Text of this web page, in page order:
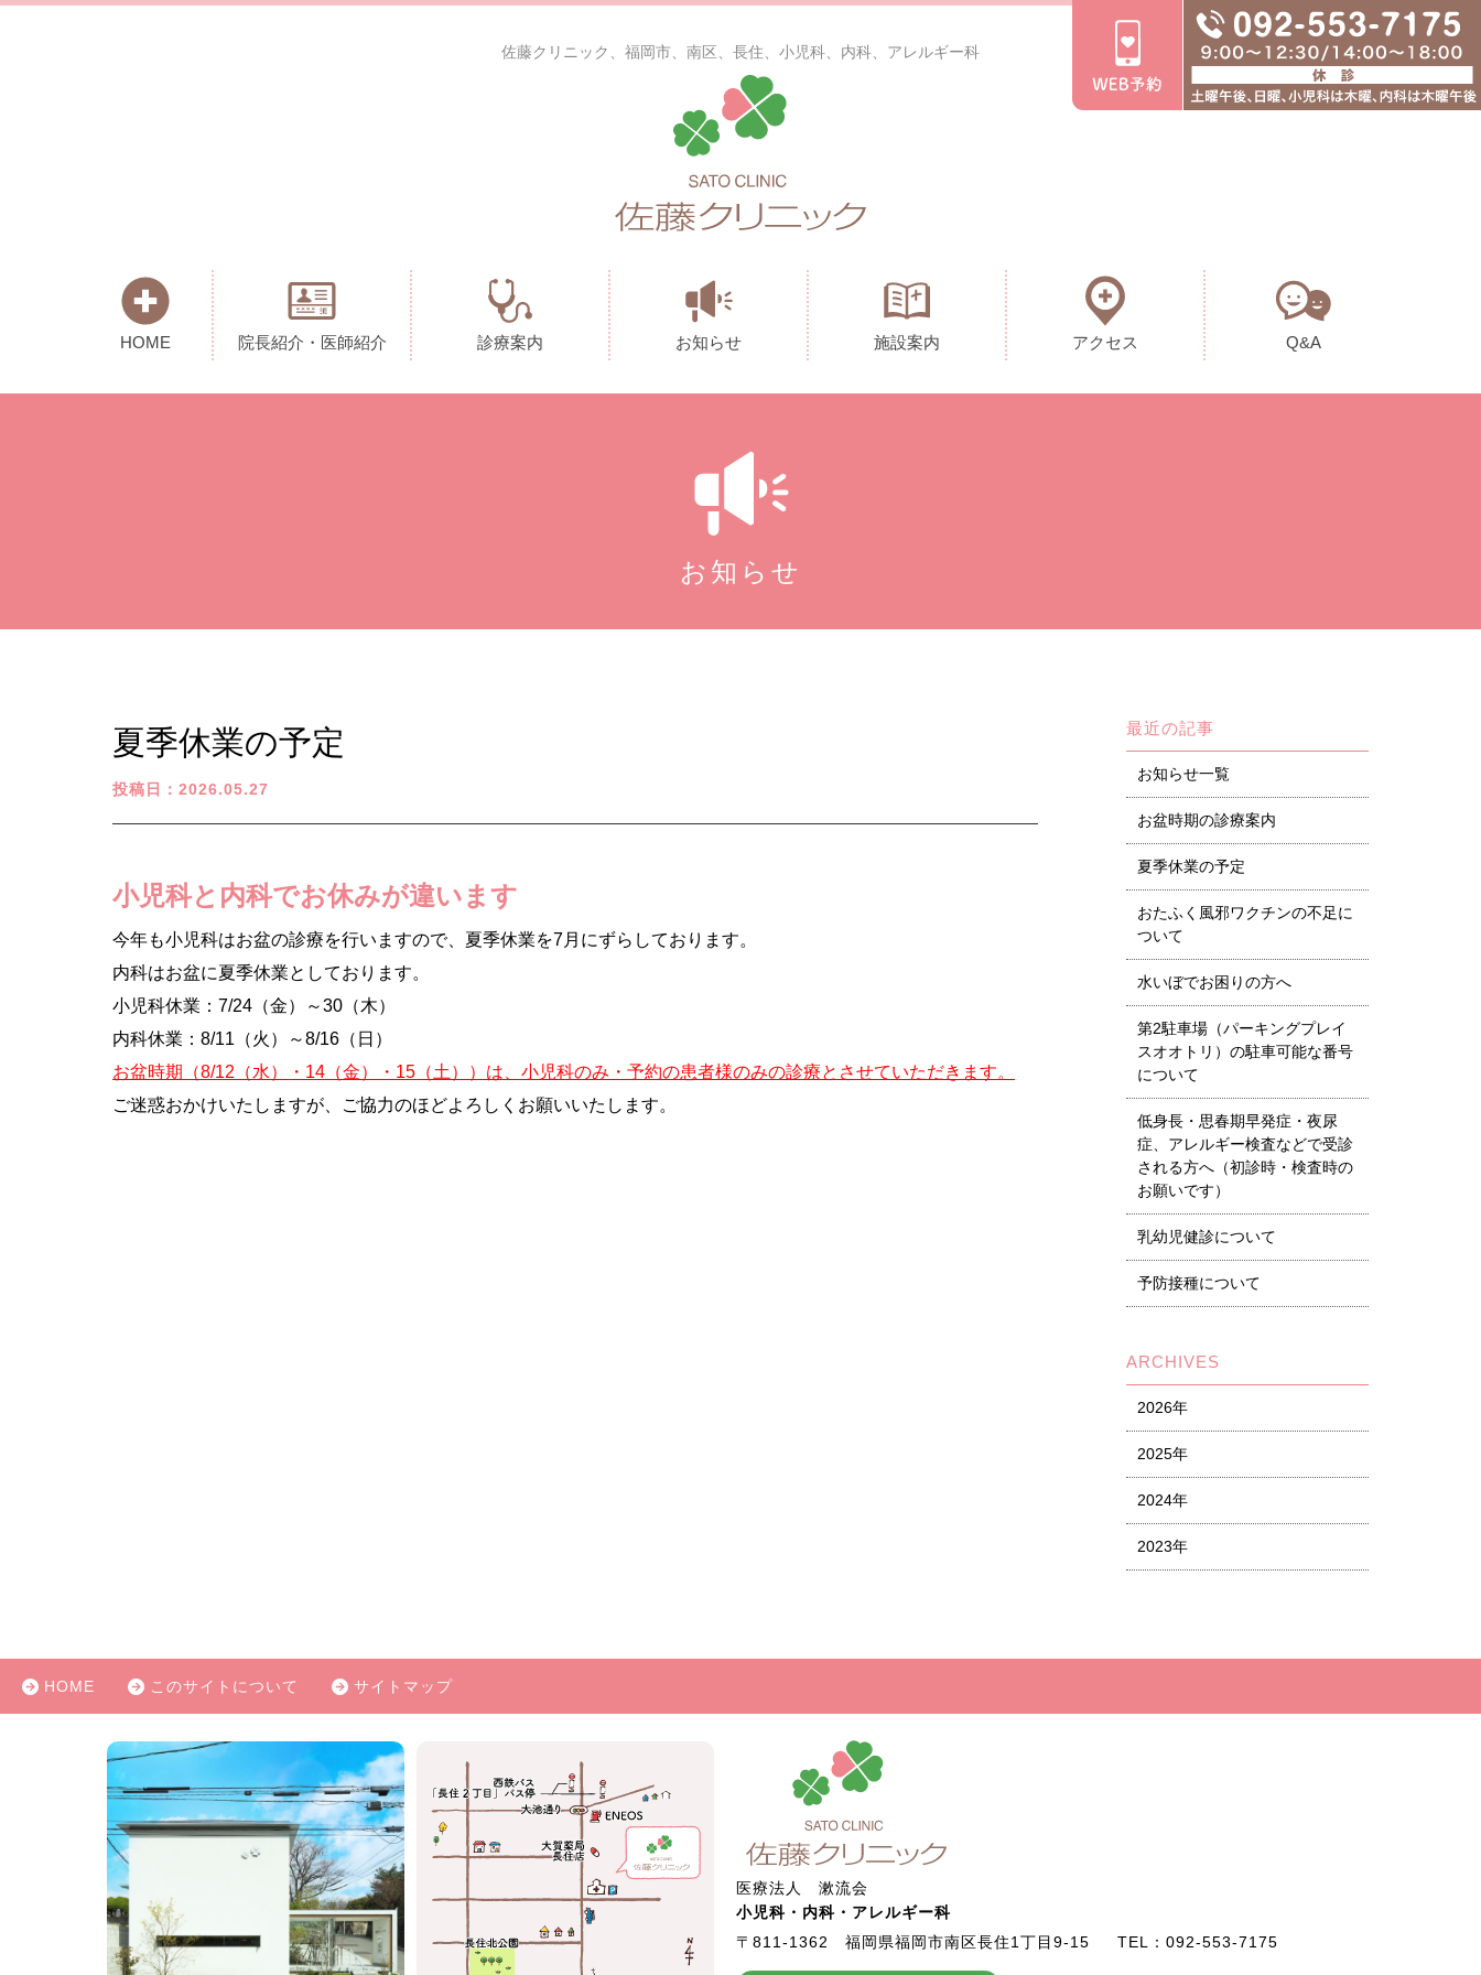
佐藤クリニック、福岡市、南区、長住、小児科、内科、アレルギー科
HOME 院長紹介・医師紹介 診療案内 お知らせ 施設案内 アクセス Q&A
お知らせ
夏季休業の予定
投稿日：2026.05.27
小児科と内科でお休みが違います
今年も小児科はお盆の診療を行いますので、夏季休業を7月にずらしております。
内科はお盆に夏季休業としております。
小児科休業：7/24（金）～30（木）
内科休業：8/11（火）～8/16（日）
お盆時期（8/12（水）・14（金）・15（土））は、小児科のみ・予約の患者様のみの診療とさせていただきます。
ご迷惑おかけいたしますが、ご協力のほどよろしくお願いいたします。
最近の記事
お知らせ一覧
お盆時期の診療案内
夏季休業の予定
おたふく風邪ワクチンの不足に
ついて
水いぼでお困りの方へ
第2駐車場（パーキングプレイ
スオオトリ）の駐車可能な番号
について
低身長・思春期早発症・夜尿
症、アレルギー検査などで受診
される方へ（初診時・検査時の
お願いです）
乳幼児健診について
予防接種について
ARCHIVES
2026年
2025年
2024年
2023年
HOME このサイトについて サイトマップ
医療法人 漱流会
小児科・内科・アレルギー科
〒811-1362
福岡県福岡市南区長住1丁目9-15 TEL：092-553-7175